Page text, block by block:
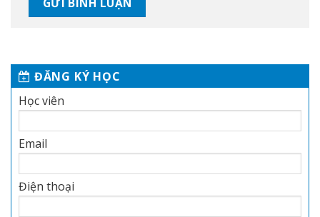
ĐĂNG KÝ HỌC
Học viên
Email
Điện thoại